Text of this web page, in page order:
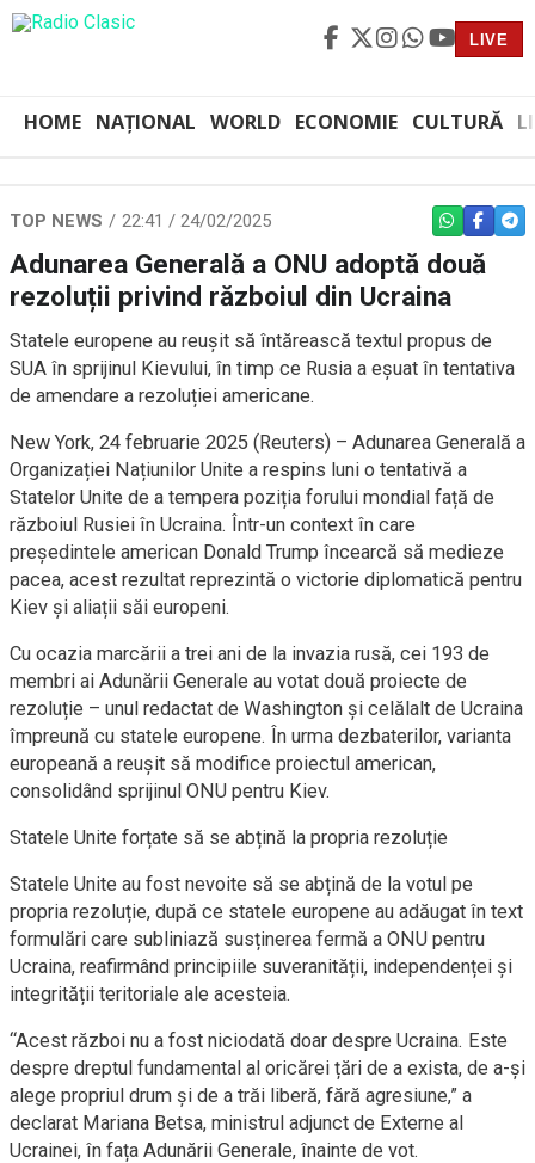
LIVE
HOME NAȚIONAL WORLD ECONOMIE CULTURĂ
TOP NEWS 22:41 / 24/02/2025 WHATSAPP
Adunarea Generală a ONU adoptă două
rezoluții privind războiul din Ucraina
Statele europene au reușit să întărească textul propus de
SUA în sprijinul Kievului, în timp ce Rusia a eșuat în tentativa
de amendare a rezoluției americane.
New York, 24 februarie 2025 (Reuters) – Adunarea Generală a
Organizației Națiunilor Unite a respins luni o tentativă a
Statelor Unite de a tempera poziția forului mondial față de
războiul Rusiei în Ucraina. Într-un context în care
președintele american Donald Trump încearcă să medieze
pacea, acest rezultat reprezintă o victorie diplomatică pentru
Kiev și aliații săi europeni.
Cu ocazia marcării a trei ani de la invazia rusă, cei 193 de
membri ai Adunării Generale au votat două proiecte de
rezoluție – unul redactat de Washington și celălalt de Ucraina
împreună cu statele europene. În urma dezbaterilor, varianta
europeană a reușit să modifice proiectul american,
consolidând sprijinul ONU pentru Kiev.
Statele Unite forțate să se abțină la propria rezoluție
Statele Unite au fost nevoite să se abțină de la votul pe
propria rezoluție, după ce statele europene au adăugat în text
formulări care subliniază susținerea fermă a ONU pentru
Ucraina, reafirmând principiile suveranității, independenței și
integrității teritoriale ale acesteia.
“Acest război nu a fost niciodată doar despre Ucraina. Este
despre dreptul fundamental al oricărei țări de a exista, de a-și
alege propriul drum și de a trăi liberă, fără agresiune,” a
declarat Mariana Betsa, ministrul adjunct de Externe al
Ucrainei, în fața Adunării Generale, înainte de vot.